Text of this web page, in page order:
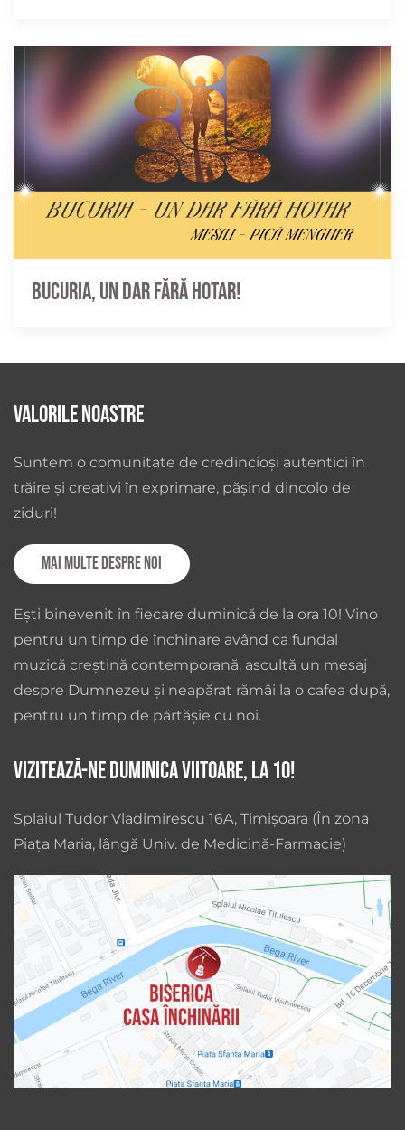
Bucuria, un dar fără hotar!
Valorile noastre
Suntem o comunitate de credincioși autentici în
trăire și creativi în exprimare, pășind dincolo de
ziduri!
Mai multe despre noi
Ești binevenit în fiecare duminică de la ora 10! Vino
pentru un timp de închinare având ca fundal
muzică creștină contemporană, ascultă un mesaj
despre Dumnezeu și neapărat rămâi la o cafea după,
pentru un timp de părtășie cu noi.
Vizitează-ne duminica viitoare, la 10!
Splaiul Tudor Vladimirescu 16A, Timișoara (În zona
Piața Maria, lângă Univ. de Medicină-Farmacie)